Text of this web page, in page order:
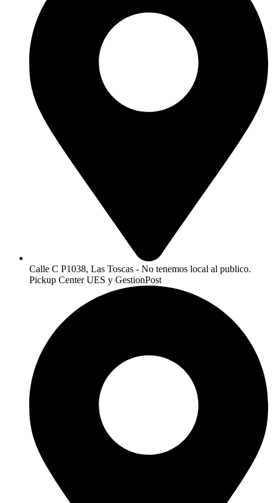
Calle C P1038, Las Toscas - No tenemos local al publico.
Pickup Center UES y GestionPost